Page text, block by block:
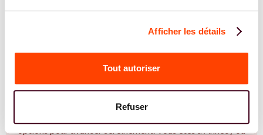
Afficher les détails
Tout autoriser
Refuser
Vous êtes Gynécologue expert.e.s en PMA ?
Vous êtes Gynécologue spécialiste dans dans
l'accompagnement des femmes et des couples sur la
thématique de la fertilité et particulièrement sur la
options pour avancer sereinement. Vous êtes à Annecy ou